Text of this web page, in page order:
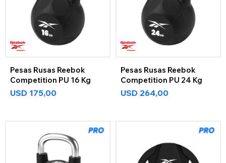
Pesas Rusas Reebok
Competition PU 16 Kg
USD 175,00
Pesas Rusas Reebok
Competition PU 24 Kg
USD 264,00